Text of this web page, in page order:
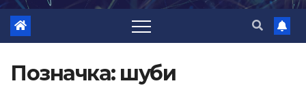
Позначка: шуби